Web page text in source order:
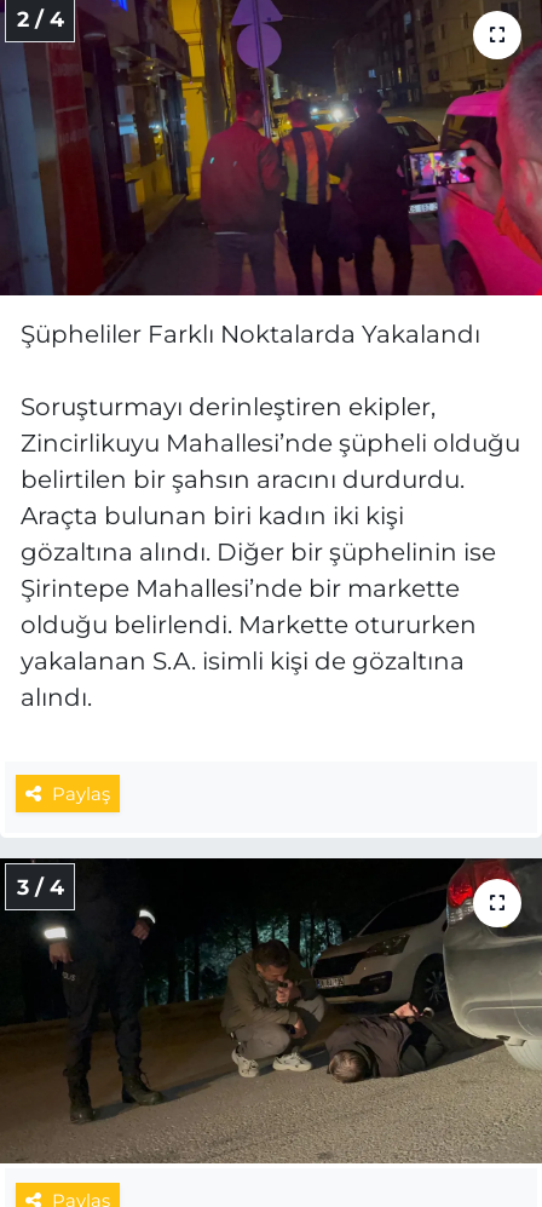
2 / 4
Şüpheliler Farklı Noktalarda Yakalandı
Soruşturmayı derinleştiren ekipler,
Zincirlikuyu Mahallesi’nde şüpheli olduğu
belirtilen bir şahsın aracını durdurdu.
Araçta bulunan biri kadın iki kişi
gözaltına alındı. Diğer bir şüphelinin ise
Şirintepe Mahallesi’nde bir markette
olduğu belirlendi. Markette otururken
yakalanan S.A. isimli kişi de gözaltına
alındı.
Paylaş
3 / 4
Paylaş